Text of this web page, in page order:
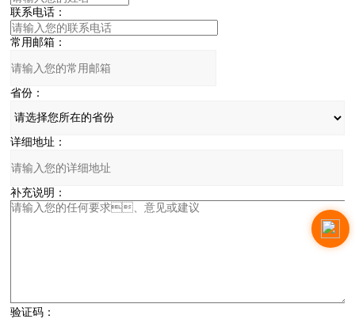
联系电话：
常用邮箱：
省份：
详细地址：
补充说明：
验证码：